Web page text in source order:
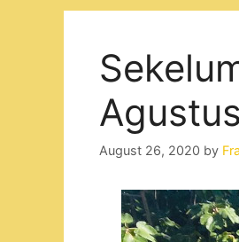
August 26, 2020 by